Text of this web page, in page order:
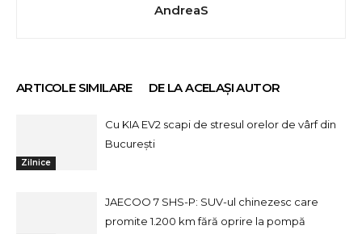
AndreaS
ARTICOLE SIMILARE DE LA ACELAȘI AUTOR
Zilnice
Cu KIA EV2 scapi de stresul orelor de vârf din
București
JAECOO 7 SHS-P: SUV-ul chinezesc care
promite 1.200 km fără oprire la pompă